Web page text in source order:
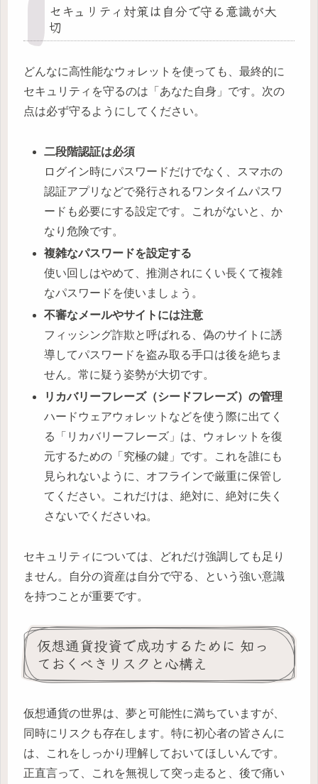
セキュリティ対策は自分で守る意識が大
切
どんなに高性能なウォレットを使っても、最終的に
セキュリティを守るのは「あなた自身」です。次の
点は必ず守るようにしてください。
二段階認証は必須
ログイン時にパスワードだけでなく、スマホの
認証アプリなどで発行されるワンタイムパスワ
ードも必要にする設定です。これがないと、か
なり危険です。
複雑なパスワードを設定する
使い回しはやめて、推測されにくい長くて複雑
なパスワードを使いましょう。
不審なメールやサイトには注意
フィッシング詐欺と呼ばれる、偽のサイトに誘
導してパスワードを盗み取る手口は後を絶ちま
せん。常に疑う姿勢が大切です。
リカバリーフレーズ（シードフレーズ）の管理
ハードウェアウォレットなどを使う際に出てく
る「リカバリーフレーズ」は、ウォレットを復
元するための「究極の鍵」です。これを誰にも
見られないように、オフラインで厳重に保管し
てください。これだけは、絶対に、絶対に失く
さないでくださいね。
セキュリティについては、どれだけ強調しても足り
ません。自分の資産は自分で守る、という強い意識
を持つことが重要です。
仮想通貨投資で成功するために 知っ
ておくべきリスクと心構え
仮想通貨の世界は、夢と可能性に満ちていますが、
同時にリスクも存在します。特に初心者の皆さんに
は、これをしっかり理解しておいてほしいんです。
正直言って、これを無視して突っ走ると、後で痛い